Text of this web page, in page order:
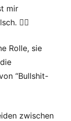
mir
🤷‍♂️
Rolle, sie
“Bullshit-
zwischen